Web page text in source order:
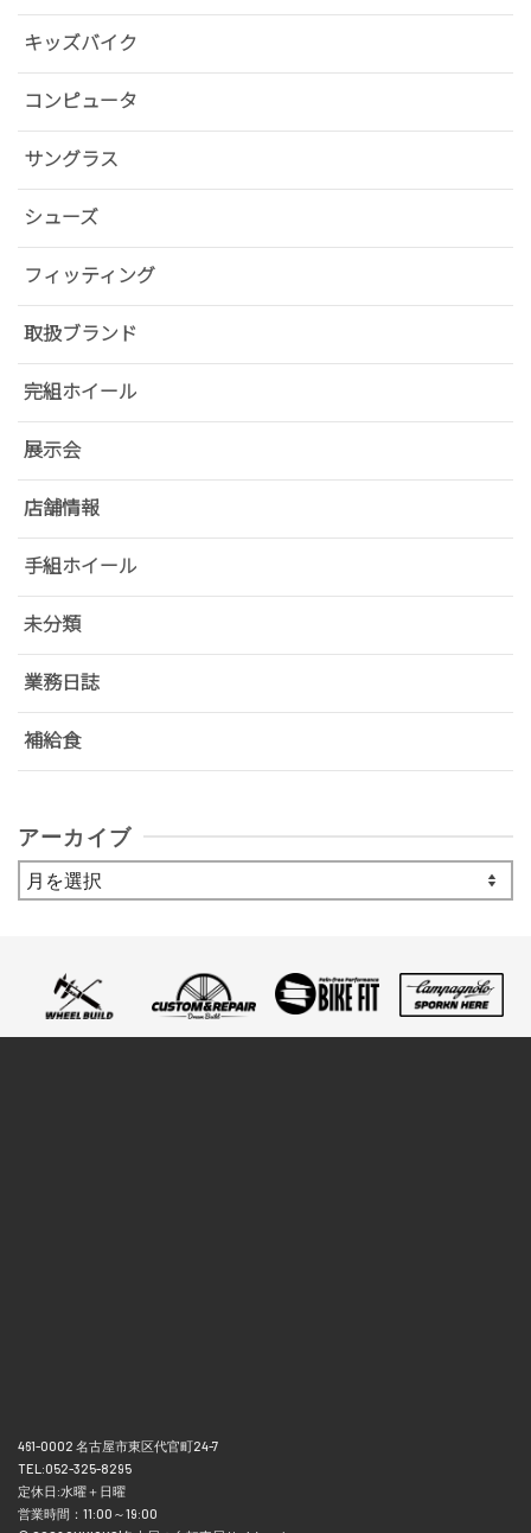
キッズバイク
コンピュータ
サングラス
シューズ
フィッティング
取扱ブランド
完組ホイール
展示会
店舗情報
手組ホイール
未分類
業務日誌
補給食
アーカイブ
ア
ー
461-0002 名古屋市東区代官町24-7
TEL:052-325-8295
定休日:水曜＋日曜
営業時間：11:00～19:00